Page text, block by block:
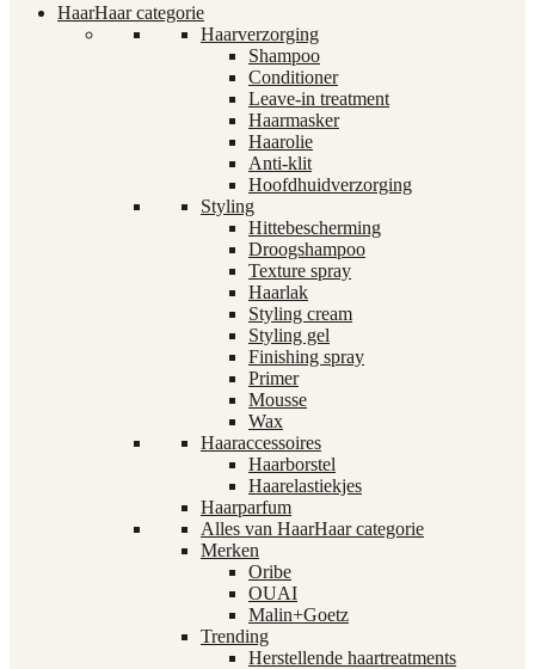
HaarHaar categorie
Haarverzorging
Shampoo
Conditioner
Leave-in treatment
Haarmasker
Haarolie
Anti-klit
Hoofdhuidverzorging
Styling
Hittebescherming
Droogshampoo
Texture spray
Haarlak
Styling cream
Styling gel
Finishing spray
Primer
Mousse
Wax
Haaraccessoires
Haarborstel
Haarelastiekjes
Haarparfum
Alles van HaarHaar categorie
Merken
Oribe
OUAI
Malin+Goetz
Trending
Herstellende haartreatments